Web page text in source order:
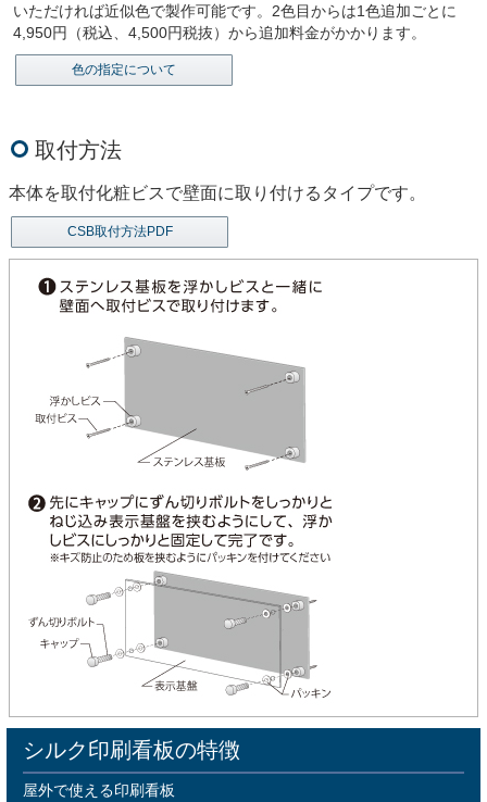
いただければ近似色で製作可能です。2色目からは1色追加ごとに
4,950円（税込、4,500円税抜）から追加料金がかかります。
色の指定について
取付方法
本体を取付化粧ビスで壁面に取り付けるタイプです。
CSB取付方法PDF
シルク印刷看板の特徴
屋外で使える印刷看板